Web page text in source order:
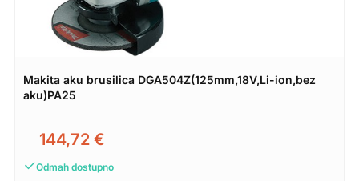
Makita aku brusilica DGA504Z(125mm,18V,Li-ion,bez
aku)PA25
144,72 €
Odmah dostupno